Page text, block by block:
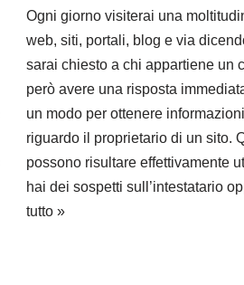
Ogni giorno visiterai una
web, siti, portali, blog e via
sarai chiesto a chi appartiene un
però avere una risposta
un modo per ottenere
riguardo il proprietario di un sito.
possono risultare effettivamente
hai dei sospetti sull’intestatario
tutto »